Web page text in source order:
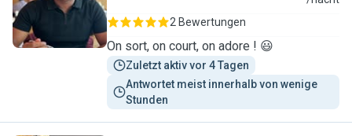
2 Bewertungen
On sort, on court, on adore ! 😃
Zuletzt aktiv vor 4 Tagen
Antwortet meist innerhalb von wenige
Stunden